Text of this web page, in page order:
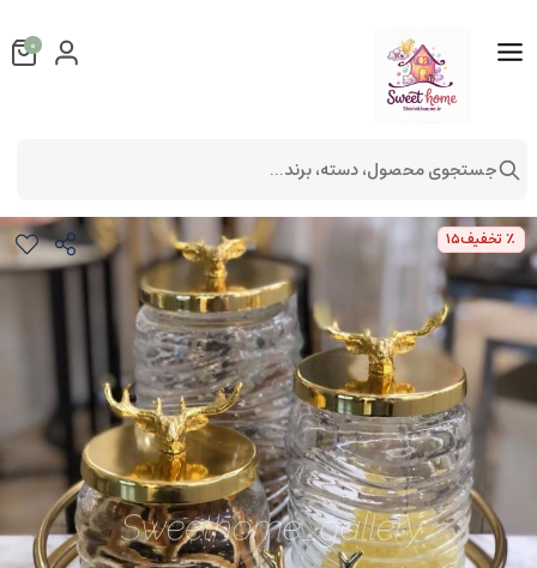
٪ تخفیف15
0
جستجوی محصول، دسته، برند...